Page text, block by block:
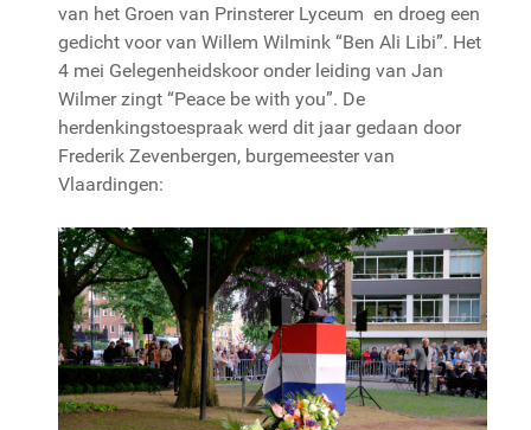
van het Groen van Prinsterer Lyceum en droeg een
gedicht voor van Willem Wilmink “Ben Ali Libi”. Het
4 mei Gelegenheidskoor onder leiding van Jan
Wilmer zingt “Peace be with you”. De
herdenkingstoespraak werd dit jaar gedaan door
Frederik Zevenbergen, burgemeester van
Vlaardingen: